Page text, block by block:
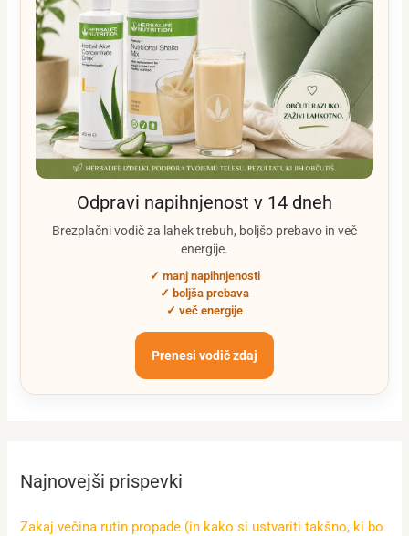
Odpravi napihnjenost v 14 dneh
Brezplačni vodič za lahek trebuh, boljšo prebavo in več
energije.
✓ manj napihnjenosti
✓ boljša prebava
✓ več energije
Prenesi vodič zdaj
Najnovejši prispevki
Zakaj večina rutin propade (in kako si ustvariti takšno, ki bo